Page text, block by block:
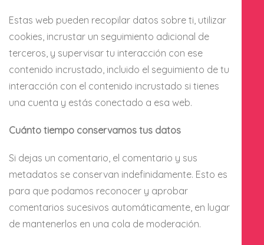
Estas web pueden recopilar datos sobre ti, utilizar
cookies, incrustar un seguimiento adicional de
terceros, y supervisar tu interacción con ese
contenido incrustado, incluido el seguimiento de tu
interacción con el contenido incrustado si tienes
una cuenta y estás conectado a esa web.
Cuánto tiempo conservamos tus datos
Si dejas un comentario, el comentario y sus
metadatos se conservan indefinidamente. Esto es
para que podamos reconocer y aprobar
comentarios sucesivos automáticamente, en lugar
de mantenerlos en una cola de moderación.